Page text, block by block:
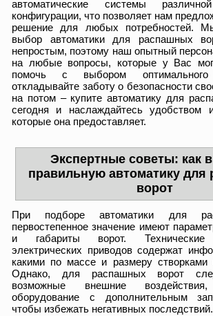
автоматические системы
конфигурации, что позволяет нам
решение для любых потребностей.
выбор автоматики для распашных
непростым, поэтому наш опытный
на любые вопросы, которые у Вас
помочь с выбором
откладывайте заботу о безопасности
на потом – купите автоматику для
сегодня и наслаждайтесь удобством
которые она предоставляет.
Экспертные советы: как
правильную автоматику
ворот
При подборе автоматики для
первостепенное значение имеют
и габариты ворот. Технические
электрических приводов содержат
какими по массе и размеру створками
Однако, для распашных ворот
возможные внешние
оборудование с дополнительным
чтобы избежать негативных последствий.